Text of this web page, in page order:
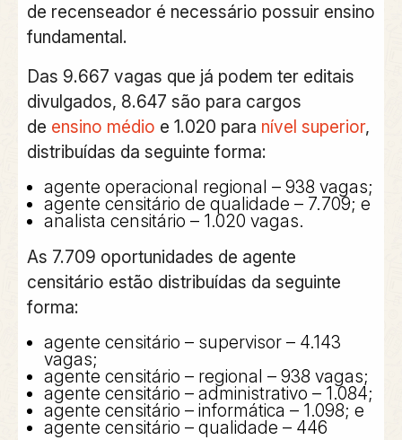
de recenseador é necessário possuir ensino
fundamental.
Das 9.667 vagas que já podem ter editais
divulgados, 8.647 são para cargos
de ensino médio e 1.020 para nível superior,
distribuídas da seguinte forma:
agente operacional regional – 938 vagas;
agente censitário de qualidade – 7.709; e
analista censitário – 1.020 vagas.
As 7.709 oportunidades de agente
censitário estão distribuídas da seguinte
forma:
agente censitário – supervisor – 4.143
vagas;
agente censitário – regional – 938 vagas;
agente censitário – administrativo – 1.084;
agente censitário – informática – 1.098; e
agente censitário – qualidade – 446